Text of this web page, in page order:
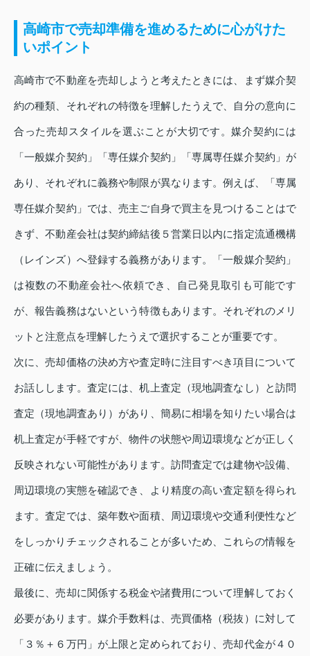
高崎市で売却準備を進めるために心がけた
いポイント
高崎市で不動産を売却しようと考えたときには、まず媒介契
約の種類、それぞれの特徴を理解したうえで、自分の意向に
合った売却スタイルを選ぶことが大切です。媒介契約には
「一般媒介契約」「専任媒介契約」「専属専任媒介契約」が
あり、それぞれに義務や制限が異なります。例えば、「専属
専任媒介契約」では、売主ご自身で買主を見つけることはで
きず、不動産会社は契約締結後５営業日以内に指定流通機構
（レインズ）へ登録する義務があります。「一般媒介契約」
は複数の不動産会社へ依頼でき、自己発見取引も可能です
が、報告義務はないという特徴もあります。それぞれのメリ
ットと注意点を理解したうえで選択することが重要です。
次に、売却価格の決め方や査定時に注目すべき項目について
お話しします。査定には、机上査定（現地調査なし）と訪問
査定（現地調査あり）があり、簡易に相場を知りたい場合は
机上査定が手軽ですが、物件の状態や周辺環境などが正しく
反映されない可能性があります。訪問査定では建物や設備、
周辺環境の実態を確認でき、より精度の高い査定額を得られ
ます。査定では、築年数や面積、周辺環境や交通利便性など
をしっかりチェックされることが多いため、これらの情報を
正確に伝えましょう。
最後に、売却に関係する税金や諸費用について理解しておく
必要があります。媒介手数料は、売買価格（税抜）に対して
「３％＋６万円」が上限と定められており、売却代金が４０